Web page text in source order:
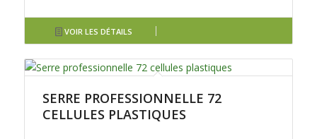
VOIR LES DÉTAILS
SERRE PROFESSIONNELLE 72
CELLULES PLASTIQUES